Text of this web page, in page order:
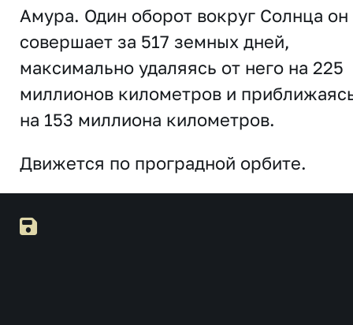
Амура. Один оборот вокруг Солнца он
совершает за 517 земных дней,
максимально удаляясь от него на 225
миллионов километров и
на 153 миллиона километров.
Движется по проградной орбите.